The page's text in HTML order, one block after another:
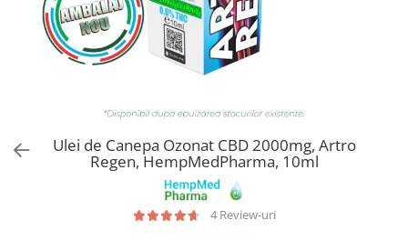
Ulei de Canepa Ozonat CBD 2000mg, Artro
Regen, HempMedPharma, 10ml
4 Review-uri